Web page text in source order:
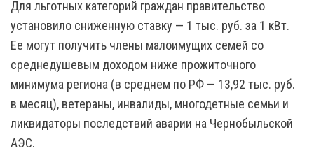
Для льготных категорий граждан правительство
установило сниженную ставку — 1 тыс. руб. за 1 кВт.
Ее могут получить члены малоимущих семей со
среднедушевым доходом ниже прожиточного
минимума региона (в среднем по РФ — 13,92 тыс. руб.
в месяц), ветераны, инвалиды, многодетные семьи и
ликвидаторы последствий аварии на Чернобыльской
АЭС.